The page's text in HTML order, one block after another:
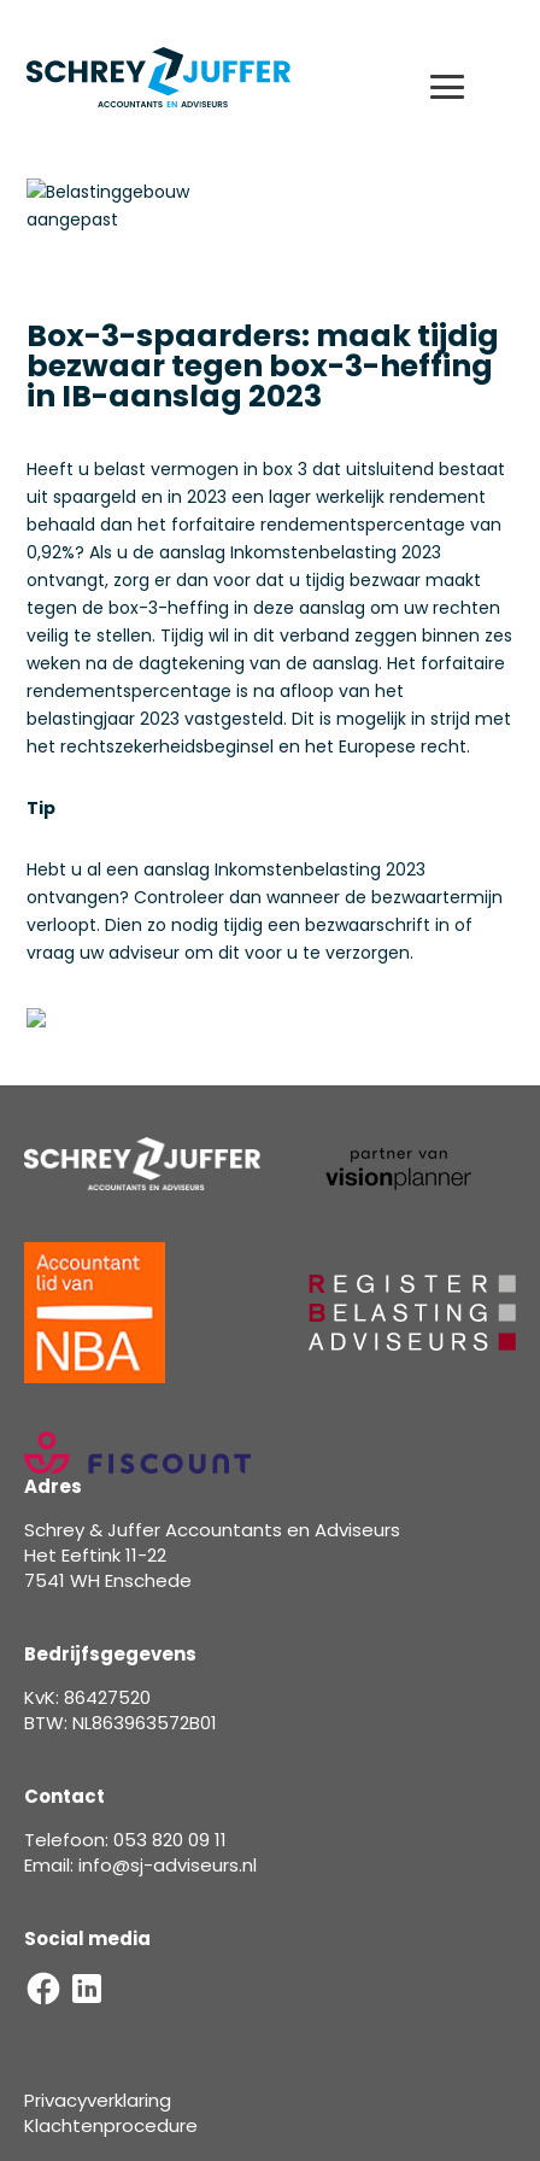
Box-3-spaarders: maak tijdig
bezwaar tegen box-3-heffing
in IB-aanslag 2023
Heeft u belast vermogen in box 3 dat uitsluitend bestaat
uit spaargeld en in 2023 een lager werkelijk rendement
behaald dan het forfaitaire rendementspercentage van
0,92%? Als u de aanslag Inkomstenbelasting 2023
ontvangt, zorg er dan voor dat u tijdig bezwaar maakt
tegen de box-3-heffing in deze aanslag om uw rechten
veilig te stellen. Tijdig wil in dit verband zeggen binnen zes
weken na de dagtekening van de aanslag. Het forfaitaire
rendementspercentage is na afloop van het
belastingjaar 2023 vastgesteld. Dit is mogelijk in strijd met
het rechtszekerheidsbeginsel en het Europese recht.
Tip
Hebt u al een aanslag Inkomstenbelasting 2023
ontvangen? Controleer dan wanneer de bezwaartermijn
verloopt. Dien zo nodig tijdig een bezwaarschrift in of
vraag uw adviseur om dit voor u te verzorgen.
Adres
Schrey & Juffer Accountants en Adviseurs
Het Eeftink 11-22
7541 WH Enschede
Bedrijfsgegevens
KvK: 86427520
BTW: NL863963572B01
Contact
Telefoon: 053 820 09 11
Email: info@sj-adviseurs.nl
Social media
Privacyverklaring
Klachtenprocedure